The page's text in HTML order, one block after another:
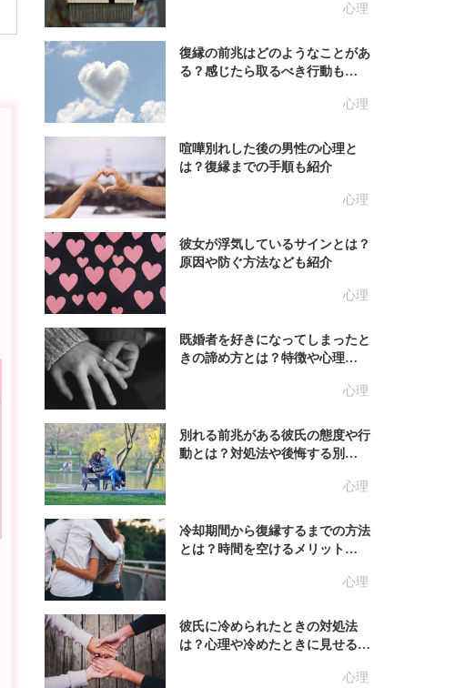
心理
心理
復縁の前兆はどのようなことがあ
る？感じたら取るべき行動も…
心理
喧嘩別れした後の男性の心理と
は？復縁までの手順も紹介
心理
彼女が浮気しているサインとは？
原因や防ぐ方法なども紹介
心理
既婚者を好きになってしまったと
きの諦め方とは？特徴や心理…
心理
別れる前兆がある彼氏の態度や行
動とは？対処法や後悔する別…
心理
冷却期間から復縁するまでの方法
とは？時間を空けるメリット…
心理
彼氏に冷められたときの対処法
は？心理や冷めたときに見せる…